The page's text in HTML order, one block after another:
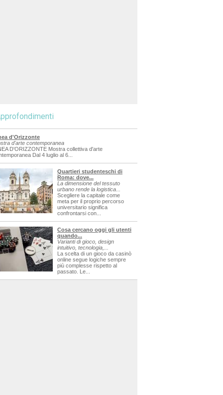
d'Orizzonte
d'arte contemporanea
D'ORIZZONTE Mostra collettiva d'arte
Dal 4 luglio al 6...
Quartieri studenteschi di
Roma: dove...
La dimensione del tessuto
urbano rende la logistica...
Scegliere la capitale come
meta per il proprio percorso
universitario significa
confrontarsi con...
Cosa cercano oggi gli utenti
quando...
Varianti di gioco, design
intuitivo, tecnologia,...
La scelta di un gioco da casinò
online segue logiche sempre
più complesse rispetto al
passato. Le...